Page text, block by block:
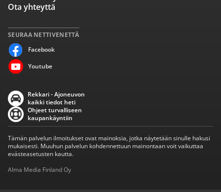
SEURAA NETTIVENETTÄ
Facebook
Youtube
Ota yhteyttä
Rekkari - Ajoneuvon
kaikki tiedot heti
Ohjeet turvalliseen
kaupankäyntiin
Tämän palvelun ilmoitukset ovat mainoksia, jotka näytetään sinulle hakusi
mukaisesti. Muuhun palvelun kohdennettuun mainontaan voit vaikuttaa
evästeasetusten kautta.
Alma Media Finland Oy